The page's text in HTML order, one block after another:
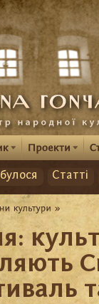
Статті